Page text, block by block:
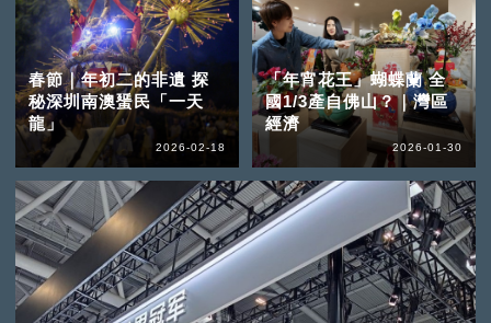
春節｜年初二的非遺 探
秘深圳南澳蜑民「一天
龍」
2026-02-18
「年宵花王」蝴蝶蘭 全
國1/3產自佛山？｜灣區
經濟
2026-01-30